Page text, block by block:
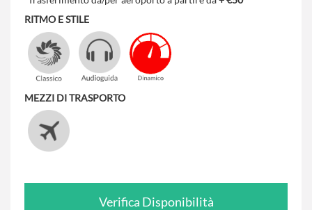
RITMO E STILE
MEZZI DI TRASPORTO
Verifica Disponibilità